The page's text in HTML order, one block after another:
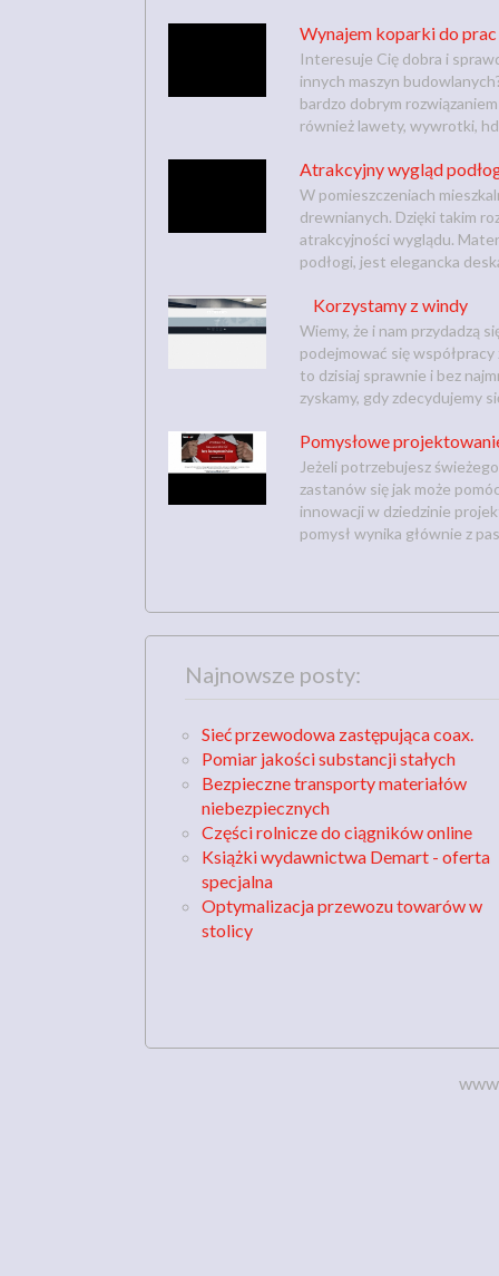
Wynajem koparki do
Interesuje Cię dobra i
innych maszyn
bardzo dobrym
również lawety, wywrotki,
Atrakcyjny wygląd
W pomieszczeniach
drewnianych. Dzięki takim
atrakcyjności wyglądu.
podłogi, jest elegancka
Korzystamy z windy
Wiemy, że i nam przydadzą
podejmować się
to dzisiaj sprawnie i bez
zyskamy, gdy zdecydujemy
Pomysłowe
Jeżeli potrzebujesz
zastanów się jak może
innowacji w dziedzinie
pomysł wynika głównie z
Najnowsze posty:
Sieć przewodowa zastępująca coax.
Pomiar jakości substancji stałych
Bezpieczne transporty materiałów
niebezpiecznych
Części rolnicze do ciągników online
Książki wydawnictwa Demart - oferta
specjalna
Optymalizacja przewozu towarów w
stolicy